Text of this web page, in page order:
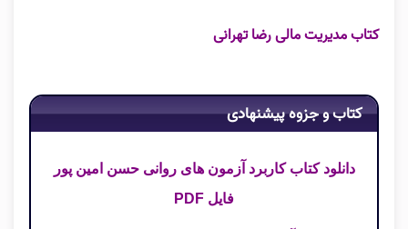
کتاب مدیریت مالی رضا تهرانی
کتاب و جزوه پیشنهادی
دانلود کتاب کاربرد آزمون های روانی حسن امین پور
فایل PDF